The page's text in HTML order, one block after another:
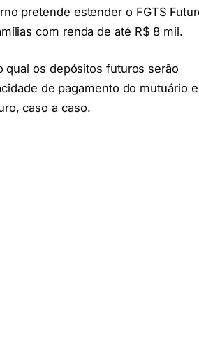
pretende estender o FGTS
com renda de até R$ 8 mil.
qual os depósitos futuros serão
de pagamento do mutuário e
caso a caso.